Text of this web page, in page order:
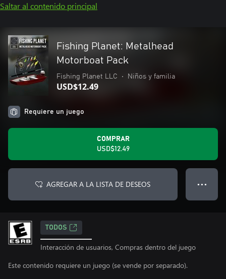
Saltar al contenido principal
Fishing Planet: Metalhead
Motorboat Pack
Fishing Planet LLC • Niños y familia
USD$12.49
Requiere un juego
COMPRAR
USD$12.49
AGREGAR A LA LISTA DE DESEOS ● ● ●
TODOS
Interacción de usuarios, Compras dentro del juego
Este contenido requiere un juego (se vende por separado).